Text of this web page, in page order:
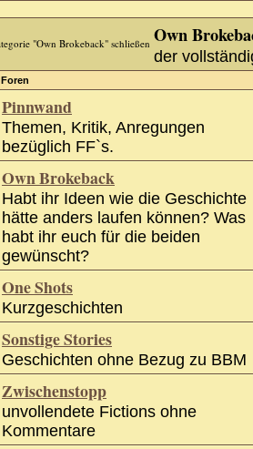
Own
der
Foren
Pinnwand
Themen, Kritik, Anregungen
bezüglich FF`s.
Own Brokeback
Habt ihr Ideen wie die Geschichte
hätte anders laufen können? Was
habt ihr euch für die beiden
gewünscht?
One Shots
Kurzgeschichten
Sonstige Stories
Geschichten ohne Bezug zu BBM
Zwischenstopp
unvollendete Fictions ohne
Kommentare